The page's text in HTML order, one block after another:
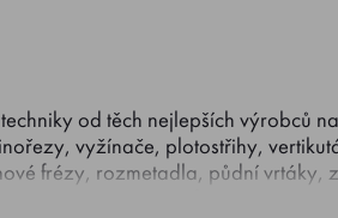
od těch nejlepších výrobců
vyžínače, plotostřihy,
frézy, rozmetadla, půdní